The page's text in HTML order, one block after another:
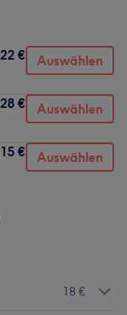
22 € Auswählen
28 € Auswählen
15 € Auswählen
18 €